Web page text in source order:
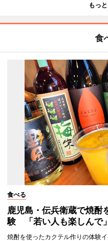
もっ
食
食べる
鹿児島・伝兵衛蔵で焼酎
験 「若い人も楽しんで」
焼酎を使ったカクテル作りの体験